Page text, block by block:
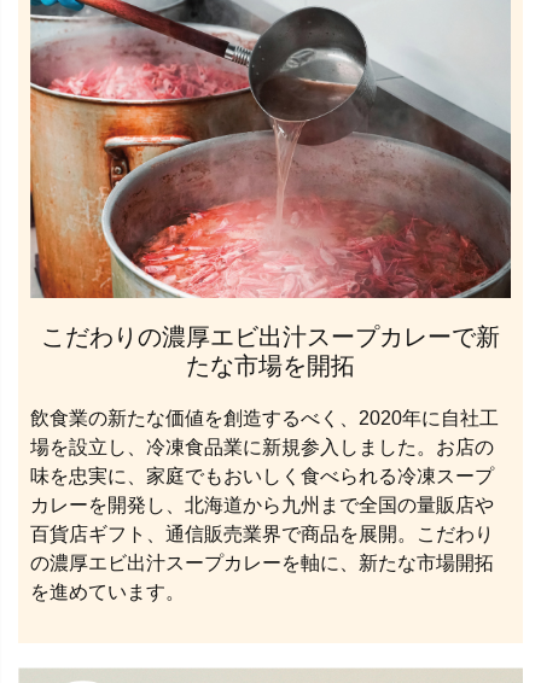
こだわりの濃厚エビ出汁スープカレーで新
たな市場を開拓
飲食業の新たな価値を創造するべく、2020年に自社工
場を設立し、冷凍食品業に新規参入しました。お店の
味を忠実に、家庭でもおいしく食べられる冷凍スープ
カレーを開発し、北海道から九州まで全国の量販店や
百貨店ギフト、通信販売業界で商品を展開。こだわり
の濃厚エビ出汁スープカレーを軸に、新たな市場開拓
を進めています。